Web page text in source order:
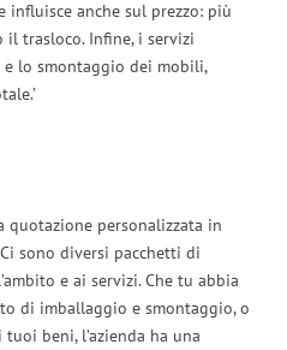
anche sul prezzo: più
il trasloco. Infine, i servizi
lo smontaggio dei mobili,
quotazione personalizzata in
sono diversi pacchetti di
e ai servizi. Che tu abbia
di imballaggio e smontaggio, o
beni, l’azienda ha una